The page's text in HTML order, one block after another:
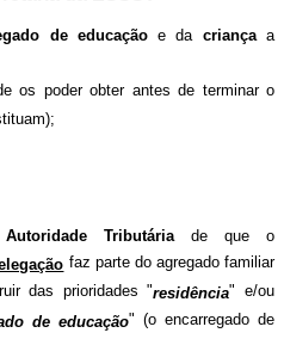
de educaçãoe da criançaa
os poder obter antes de terminar o
Tributária de que o
faz parte do agregado familiar
das prioridades "residência" e/ou
de educação" (o encarregado de